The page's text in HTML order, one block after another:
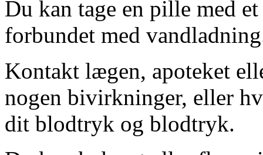
Du kan tage en pille med
forbundet med
Kontakt lægen, apoteket
nogen bivirkninger, eller
dit blodtryk og blodtryk.